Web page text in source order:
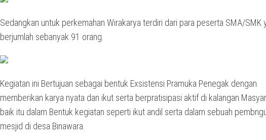
Sedangkan untuk perkemahan Wirakarya terdiri dari para peserta SMA/SMK
berjumlah sebanyak 91 orang.
Kegiatan ini Bertujuan sebagai bentuk Exsistensi Pramuka Penegak dengan
memberikan karya nyata dan ikut serta berpratisipasi aktif di kalangan
baik itu dalam Bentuk kegiatan seperti ikut andil serta dalam sebuah
mesjid di desa Binawara.